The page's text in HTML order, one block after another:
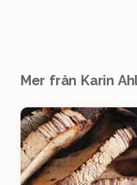
Mer från Karin